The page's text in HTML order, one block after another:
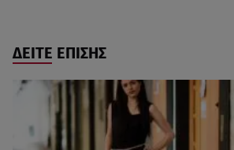
ΔΕΙΤΕ ΕΠΙΣΗΣ